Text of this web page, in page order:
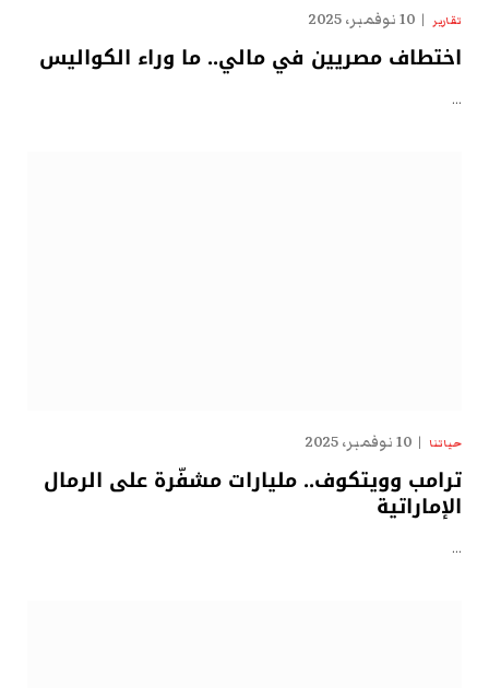
تقارير 10 نوفمبر، 2025
اختطاف مصريين في مالي.. ما وراء الكواليس
…
حياتنا 10 نوفمبر، 2025
ترامب وويتكوف.. مليارات مشفّرة على الرمال
الإماراتية
…